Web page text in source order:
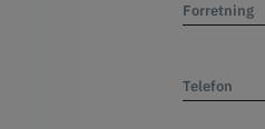
Forretning
Telefon